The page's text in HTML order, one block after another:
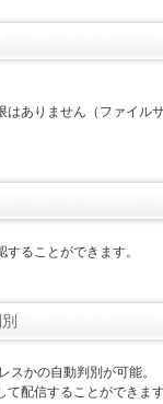
ありません（ファイル
ることができます。
スかの自動判別が可能。
て配信することができま